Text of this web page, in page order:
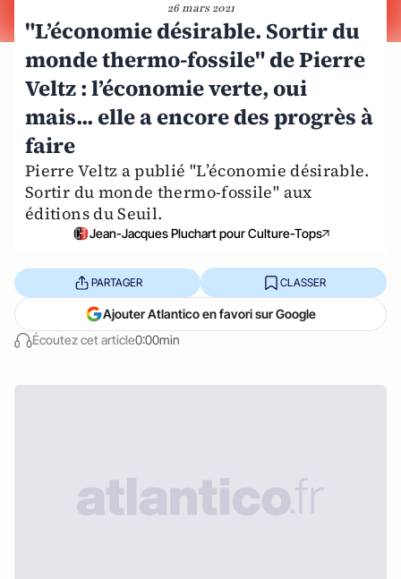
26 mars 2021
"L’économie désirable. Sortir du
monde thermo-fossile" de Pierre
Veltz : l’économie verte, oui
mais... elle a encore des progrès à
faire
Pierre Veltz a publié "L’économie désirable.
Sortir du monde thermo-fossile" aux
éditions du Seuil.
Jean-Jacques Pluchart pour Culture-Tops
Écoutez cet article0:00min
PARTAGER CLASSER
Ajouter Atlantico en favori sur Google